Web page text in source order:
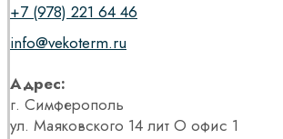
+7 (978) 221 64 46
info@vekoterm.ru
Адрес:
г. Симферополь
ул. Маяковского 14 лит О офис 1